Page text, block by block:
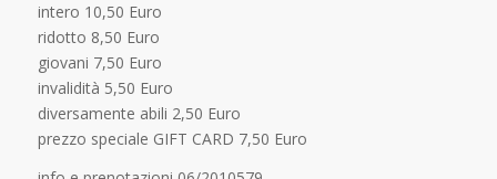
intero 10,50 Euro
ridotto 8,50 Euro
giovani 7,50 Euro
invalidità 5,50 Euro
diversamente abili 2,50 Euro
prezzo speciale GIFT CARD 7,50 Euro